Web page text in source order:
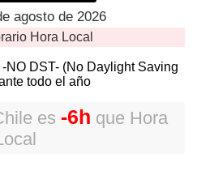
agosto de 2026
Hora Local
NO DST- (No Daylight Saving
todo el año
es -6h que Hora